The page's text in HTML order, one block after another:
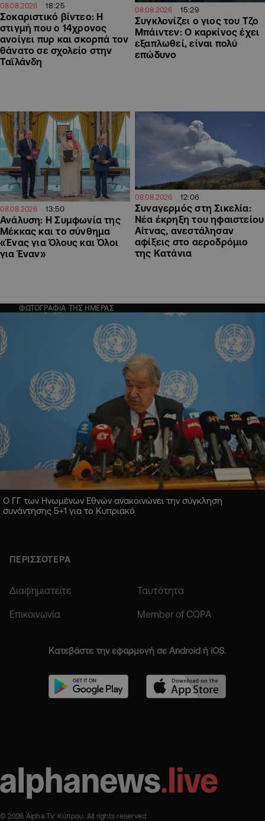
08.08.2026 18:25
Σοκαριστικό βίντεο: Η
στιγμή που ο 14χρονος
ανοίγει πυρ και σκορπά τον
θάνατο σε σχολείο στην
Ταϊλάνδη
08.08.2026 15:29
Συγκλονίζει ο γιος του Τζο
Μπάιντεν: Ο καρκίνος έχει
εξαπλωθεί, είναι πολύ
επώδυνο
08.08.2026 13:50
Ανάλυση: Η Συμφωνία της
Μέκκας και το σύνθημα
«Ένας για Όλους και Όλοι
για Έναν»
08.08.2026 12:06
Συναγερμός στη Σικελία:
Νέα έκρηξη του ηφαιστείου
Αίτνας, ανεστάλησαν
αφίξεις στο αεροδρόμιο
της Κατάνια
ΦΩΤΟΓΡΑΦΙΑ ΤΗΣ ΗΜΕΡΑΣ
Ο ΓΓ των Ηνωμένων Εθνών ανακοινώνει την σύγκληση
συνάντησης 5+1 για το Κυπριακό
ΠΕΡΙΣΣΟΤΕΡΑ
Διαφημιστείτε Ταυτότητα
Επικοινωνία Member of COPA
Κατεβάστε την εφαρμογή σε Android ή iOS.
© 2026 Alpha TV Κύπρου. All rights reserved